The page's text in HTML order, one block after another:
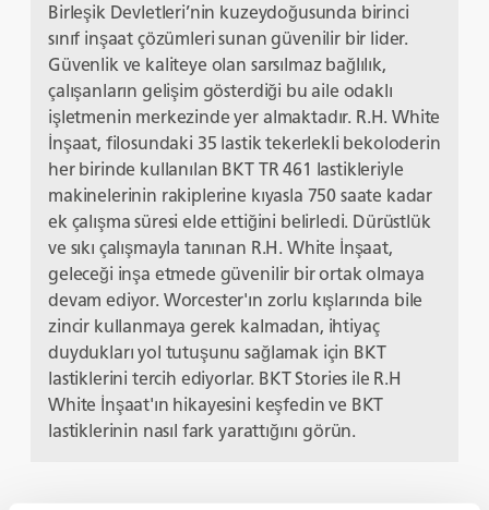
Birleşik Devletleri’nin kuzeydoğusunda birinci
sınıf inşaat çözümleri sunan güvenilir bir lider.
Güvenlik ve kaliteye olan sarsılmaz bağlılık,
çalışanların gelişim gösterdiği bu aile odaklı
işletmenin merkezinde yer almaktadır. R.H. White
İnşaat, filosundaki 35 lastik tekerlekli bekoloderin
her birinde kullanılan BKT TR 461 lastikleriyle
makinelerinin rakiplerine kıyasla 750 saate kadar
ek çalışma süresi elde ettiğini belirledi. Dürüstlük
ve sıkı çalışmayla tanınan R.H. White İnşaat,
geleceği inşa etmede güvenilir bir ortak olmaya
devam ediyor. Worcester'ın zorlu kışlarında bile
zincir kullanmaya gerek kalmadan, ihtiyaç
duydukları yol tutuşunu sağlamak için BKT
lastiklerini tercih ediyorlar. BKT Stories ile R.H
White İnşaat'ın hikayesini keşfedin ve BKT
lastiklerinin nasıl fark yarattığını görün.